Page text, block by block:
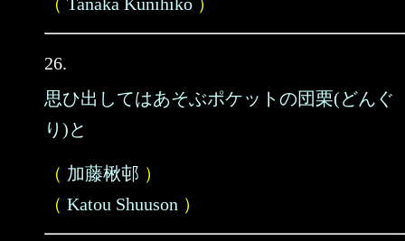
26.
思ひ出してはあそぶポケットの団栗(どんぐ
り)と
（ 加藤楸邨 ）
（ Katou Shuuson ）